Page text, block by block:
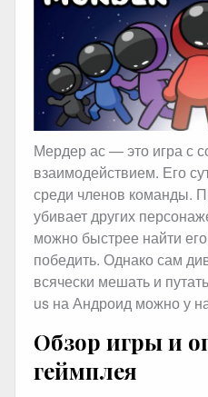
Мердер ас — это игра с
взаимодействием. Его
среди членов команды.
убивает других
можно быстрее найти
победить. Однако сам
всячески мешать и
us на Андроид можно у
Обзор игры и
геймплея